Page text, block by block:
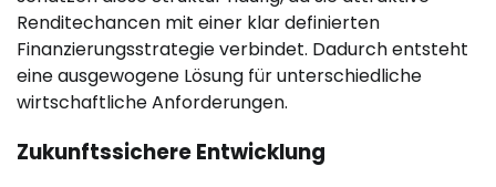
Renditechancen mit einer klar definierten
Finanzierungsstrategie verbindet. Dadurch entsteht
eine ausgewogene Lösung für unterschiedliche
wirtschaftliche Anforderungen.
Zukunftssichere Entwicklung